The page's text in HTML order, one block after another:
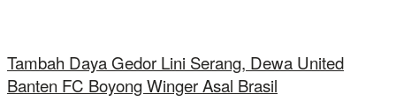
Tambah Daya Gedor Lini Serang, Dewa United
Banten FC Boyong Winger Asal Brasil